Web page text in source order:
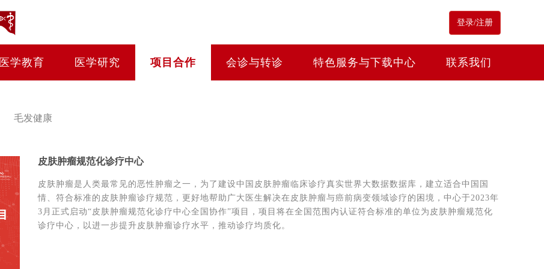
登录/注册
医学教育 医学研究 项目合作 会诊与转诊 特色服务与下载中心 联系我们
毛发健康
皮肤肿瘤规范化诊疗中心
皮肤肿瘤是人类最常见的恶性肿瘤之一，为了建设中国皮肤肿瘤临床诊疗真实世界大数据数据库，建立适合中国国
情、符合标准的皮肤肿瘤诊疗规范，更好地帮助广大医生解决在皮肤肿瘤与癌前病变领域诊疗的困境，中心于2023年
3月正式启动“皮肤肿瘤规范化诊疗中心全国协作”项目，项目将在全国范围内认证符合标准的单位为皮肤肿瘤规范化
诊疗中心，以进一步提升皮肤肿瘤诊疗水平，推动诊疗均质化。